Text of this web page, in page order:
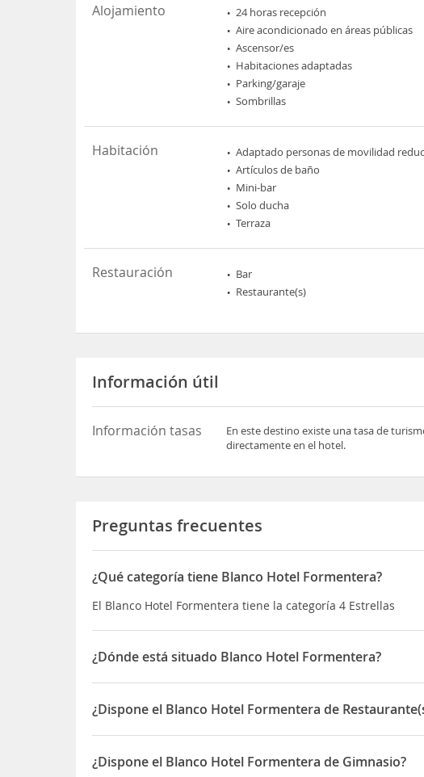
Alojamiento 24 horas recepción
Aire acondicionado en áreas públicas
Ascensor/es
Habitaciones adaptadas
Parking/garaje
Sombrillas
Habitación Adaptado personas de movilidad
Artículos de baño
Mini-bar
Solo ducha
Terraza
Restauración Bar
Restaurante(s)
Información útil
Información tasas
En este destino existe una tasa de
directamente en el hotel.
Preguntas frecuentes
¿Qué categoría tiene Blanco Hotel Formentera?
El Blanco Hotel Formentera tiene la categoría 4 Estrellas
¿Dónde está situado Blanco Hotel Formentera?
El Blanco Hotel Formentera está situado en Fonoll Marí 50
¿Dispone el Blanco Hotel Formentera de
Sí, el Blanco Hotel Formentera dispone de Restaurante(s)
¿Dispone el Blanco Hotel Formentera de Gimnasio?